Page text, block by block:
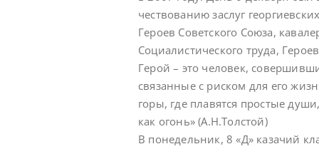
чествованию заслуг
Героев Советского Союза,
Социалистического труда,
Герой – это человек,
связанные с риском для его
горы, где плавятся простые
как огонь» (А.Н.Толстой)
В понедельник, 8 «Д» казачий